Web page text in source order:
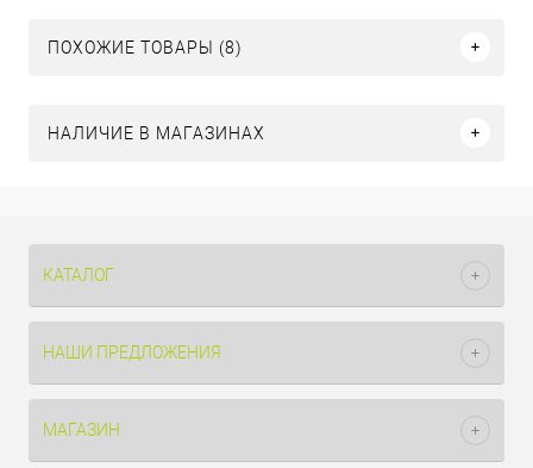
ПОХОЖИЕ ТОВАРЫ (8)
НАЛИЧИЕ В МАГАЗИНАХ
КАТАЛОГ
НАШИ ПРЕДЛОЖЕНИЯ
МАГАЗИН